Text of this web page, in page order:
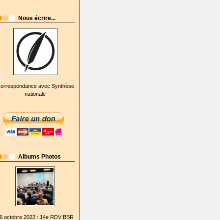
Nous écrire...
avec Synthèse
nationale
Albums Photos
octobre 2022 : 14e RDV BBR